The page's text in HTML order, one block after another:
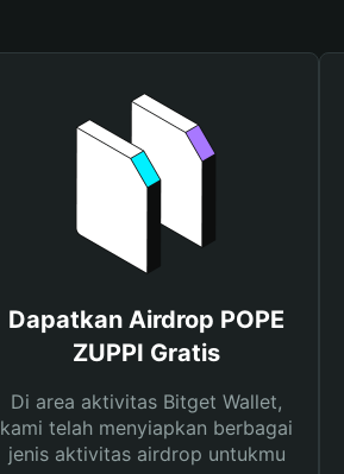
Dapatkan Airdrop POPE
ZUPPI Gratis
Di area aktivitas Bitget Wallet,
kami telah menyiapkan berbagai
jenis aktivitas airdrop untukmu